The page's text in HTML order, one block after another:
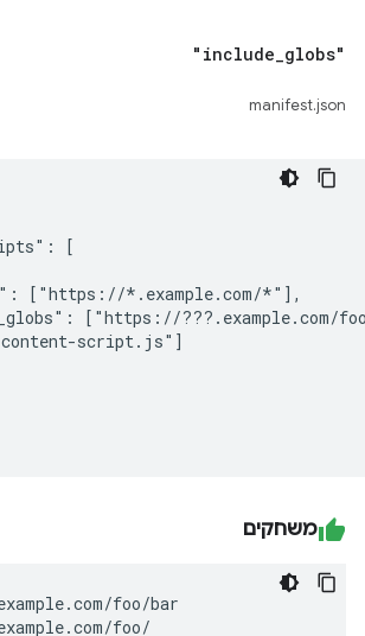
"include_globs"
manifest.json
[
["https://*.example.com/*"],
["https://???.example.com/
script.js"]
משחקים
foo/bar
foo/